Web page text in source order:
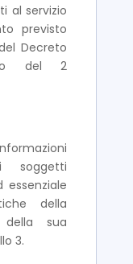
al servizio
previsto
Decreto
del 2
della
della sua
3.